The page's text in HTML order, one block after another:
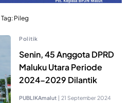
Tag: Pileg
Politik
Senin, 45 Anggota DPRD
Maluku Utara Periode
2024-2029 Dilantik
PUBLIKAmalut | 21 September 2024